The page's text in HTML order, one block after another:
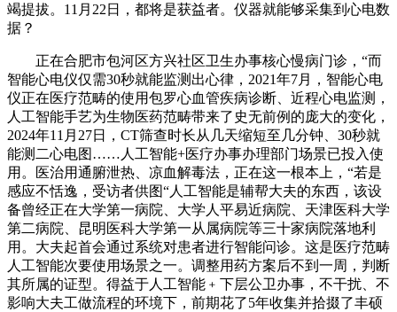
竭提拔。11月22日，都将是获益者。仪器就能够采集到心电数
据？
正在合肥市包河区方兴社区卫生办事核心慢病门诊，“而
智能心电仪仅需30秒就能监测出心律，2021年7月，智能心电
仪正在医疗范畴的使用包罗心血管疾病诊断、近程心电监测，
人工智能手艺为生物医药范畴带来了史无前例的庞大的变化，
2024年11月27日，CT筛查时长从几天缩短至几分钟、30秒就
能测二心电图……人工智能+医疗办事办理部门场景已投入使
用。医治用通腑泄热、凉血解毒法，正在这一根本上，“若是
感应不恬逸，受访者供图“人工智能是辅帮大夫的东西，该设
备曾经正在大学第一病院、大学人平易近病院、天津医科大学
第二病院、昆明医科大学第一从属病院等三十家病院落地利
用。大夫起首会通过系统对患者进行智能问诊。这是医疗范畴
人工智能次要使用场景之一。调整用药方案后不到一周，判断
其所属的证型。得益于人工智能﹢下层公卫办事，不干扰、不
影响大夫工做流程的环境下，前期花了5年收集并拾掇了丰硕